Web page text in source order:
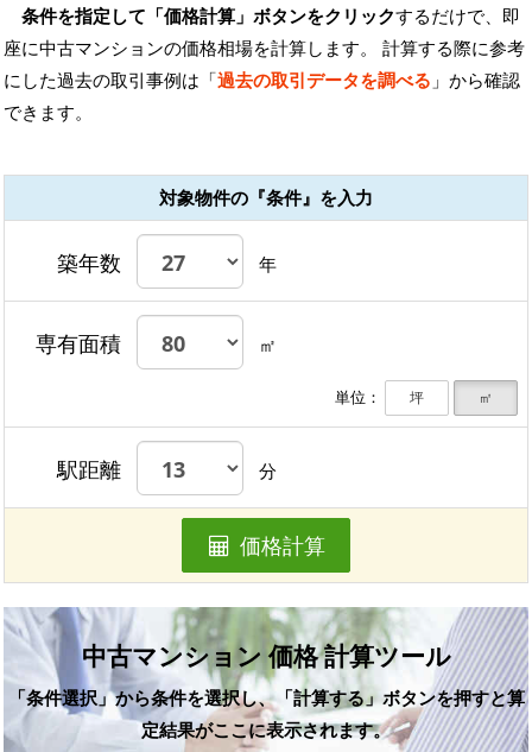
条件を指定して「価格計算」ボタンをクリックするだけで、即
座に中古マンションの価格相場を計算します。 計算する際に参考
にした過去の取引事例は「過去の取引データを調べる 」から確認
できます。
対象物件の『条件』を入力
築年数 年
専有面積 ㎡
単位： 坪 ㎡
駅距離 分
価格計算
中古マンション 価格 計算ツール
「条件選択」から条件を選択し、「計算する」ボタンを押すと算
定結果がここに表示されます。